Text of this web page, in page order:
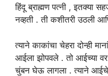
हिंदू ब्राह्मण पत्नी , इतक्या
नव्हती . ती कशीतरी उठली
त्याने काकांचा चेहरा दोन्ही
आईला झोपवले . तो आईच्या वर
चुंबन घेऊ लागला . त्याने आईचे